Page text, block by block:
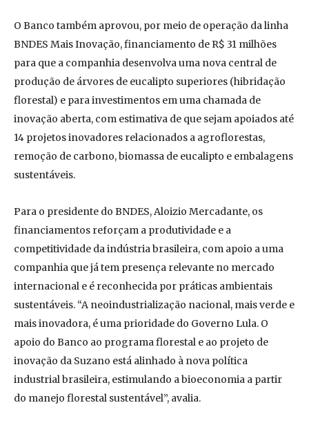
O Banco também aprovou, por meio de operação da linha
BNDES Mais Inovação, financiamento de R$ 31 milhões
para que a companhia desenvolva uma nova central de
produção de árvores de eucalipto superiores (hibridação
florestal) e para investimentos em uma chamada de
inovação aberta, com estimativa de que sejam apoiados até
14 projetos inovadores relacionados a agroflorestas,
remoção de carbono, biomassa de eucalipto e embalagens
sustentáveis.
Para o presidente do BNDES, Aloizio Mercadante, os
financiamentos reforçam a produtividade e a
competitividade da indústria brasileira, com apoio a uma
companhia que já tem presença relevante no mercado
internacional e é reconhecida por práticas ambientais
sustentáveis. “A neoindustrialização nacional, mais verde e
mais inovadora, é uma prioridade do Governo Lula. O
apoio do Banco ao programa florestal e ao projeto de
inovação da Suzano está alinhado à nova política
industrial brasileira, estimulando a bioeconomia a partir
do manejo florestal sustentável”, avalia.